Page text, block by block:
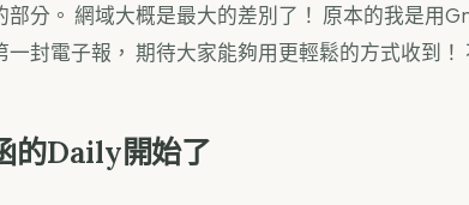
部分。 網域大概是最大的差別了！ 原本的我是用
一封電子報， 期待大家能夠用更輕鬆的方式收到
的Daily開始了